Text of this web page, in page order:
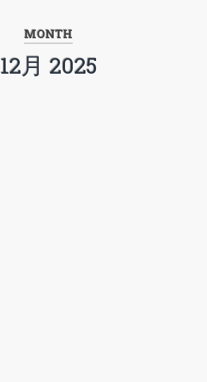
MONTH
12月 2025